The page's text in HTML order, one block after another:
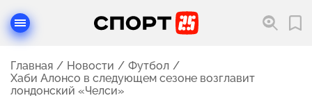
Главная Новости
Футбол
Хаби Алонсо в следующем сезоне возглавит
лондонский «Челси»